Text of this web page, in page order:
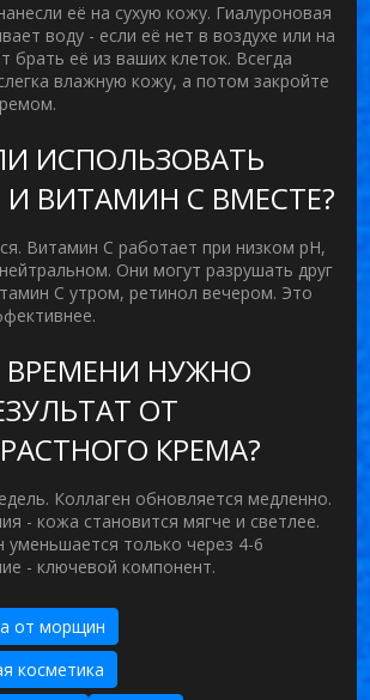
её на сухую кожу. Гиалуроновая
воду - если её нет в воздухе или на
брать её из ваших клеток. Всегда
влажную кожу, а потом закройте
ИСПОЛЬЗОВАТЬ
ВИТАМИН С ВМЕСТЕ?
Витамин С работает при низком pH,
Они могут разрушать друг
С утром, ретинол вечером. Это
ВРЕМЕНИ НУЖНО
ОТ
КРЕМА?
Коллаген обновляется медленно.
- кожа становится мягче и светлее.
только через 4-6
- ключевой компонент.
от морщин
косметика